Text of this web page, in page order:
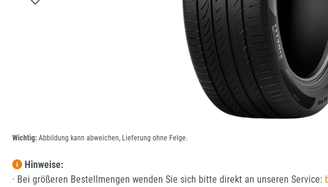
Wichtig: Abbildung kann abweichen, Lieferung ohne Felge.
Hinweise:
· Bei größeren Bestellmengen wenden Sie sich bitte direkt an unseren Service: